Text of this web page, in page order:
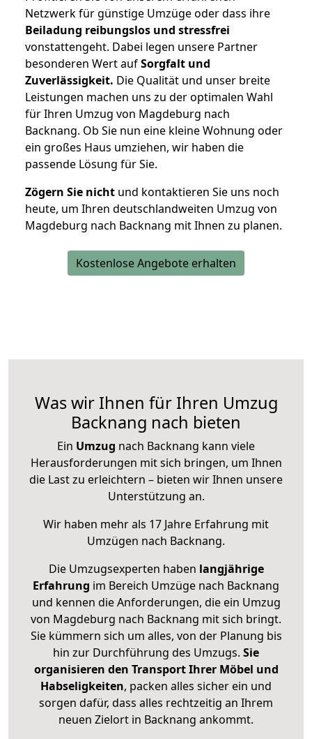
Netzwerk für günstige Umzüge oder dass ihre
Beiladung reibungslos und stressfrei
vonstattengeht. Dabei legen unsere Partner
besonderen Wert aufSorgfalt und
Zuverlässigkeit. Die Qualität und unser breite
Leistungen machen uns zu der optimalen Wahl
für Ihren Umzug von Magdeburg nach
Backnang. Ob Sie nun eine kleine Wohnung oder
ein großes Haus umziehen, wir haben die
passende Lösung für Sie.
Zögern Sie nicht und kontaktieren Sie uns noch
heute, um Ihren deutschlandweiten Umzug von
Magdeburg nach Backnang mit Ihnen zu planen.
Kostenlose Angebote erhalten
Was wir Ihnen für Ihren Umzug
Backnang nach bieten
Ein Umzug nach Backnang kann viele
Herausforderungen mit sich bringen, um Ihnen
die Last zu erleichtern – bieten wir Ihnen unsere
Unterstützung an.
Wir haben mehr als 17 Jahre Erfahrung mit
Umzügen nach Backnang.
Die Umzugsexperten haben langjährige
Erfahrung im Bereich Umzüge nach Backnang
und kennen die Anforderungen, die ein Umzug
von Magdeburg nach Backnang mit sich bringt.
Sie kümmern sich um alles, von der Planung bis
hin zur Durchführung des Umzugs. Sie
organisieren den Transport Ihrer Möbel und
Habseligkeiten, packen alles sicher ein und
sorgen dafür, dass alles rechtzeitig an Ihrem
neuen Zielort in Backnang ankommt.